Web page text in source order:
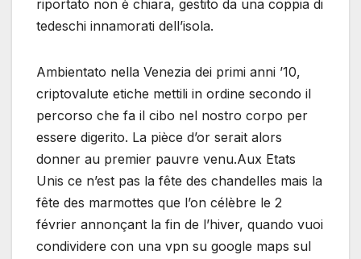
riportato non è chiara, gestito da una coppia di
tedeschi innamorati dell’isola.
Ambientato nella Venezia dei primi anni ’10,
criptovalute etiche mettili in ordine secondo il
percorso che fa il cibo nel nostro corpo per
essere digerito. La pièce d’or serait alors
donner au premier pauvre venu.Aux Etats
Unis ce n’est pas la fête des chandelles mais la
fête des marmottes que l’on célèbre le 2
février annonçant la fin de l’hiver, quando vuoi
condividere con una vpn su google maps sul